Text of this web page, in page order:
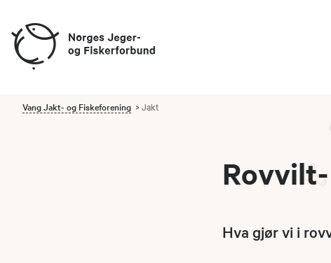
Vang Jakt- og Fiskeforening Jakt
Hva gjør vi i